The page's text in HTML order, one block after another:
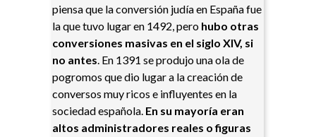
piensa que la conversión judía en España fue
la que tuvo lugar en 1492, pero hubo otras
conversiones masivas en el siglo XIV, si
no antes. En 1391 se produjo una ola de
pogromos que dio lugar a la creación de
conversos muy ricos e influyentes en la
sociedad española. En su mayoría eran
altos administradores reales o figuras